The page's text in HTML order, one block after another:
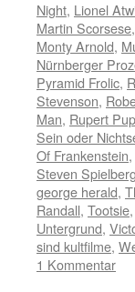
Night, Lionel
Martin Scorsese,
Monty Arnold,
Nürnberger
Pyramid Frolic,
Stevenson,
Man, Rupert
Sein oder
Of Frankenstein,
Steven Spielberg
george herald,
Randall, Tootsie,
Untergrund,
sind kultfilme,
1 Kommentar